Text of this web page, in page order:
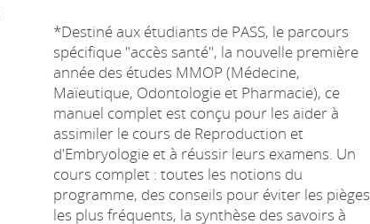
*Destiné aux étudiants de PASS, le parcours
spécifique "accès santé", la nouvelle première
année des études MMOP (Médecine,
Maïeutique, Odontologie et Pharmacie), ce
manuel complet est conçu pour les aider à
assimiler le cours de Reproduction et
d'Embryologie et à réussir leurs examens. Un
cours complet : toutes les notions du
programme, des conseils pour éviter les pièges
les plus fréquents, la synthèse des savoirs à